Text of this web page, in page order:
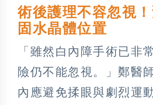
術後護理不容忽視
固水晶體位置
「雖然白內障手術已非
險仍不能忽視。」鄭醫
內應避免揉眼與劇烈運